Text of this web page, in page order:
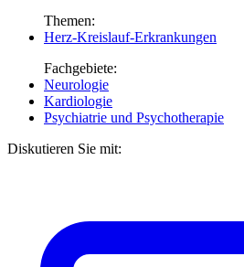
Themen:
Herz-Kreislauf-Erkrankungen
Fachgebiete:
Neurologie
Kardiologie
Psychiatrie und Psychotherapie
Diskutieren Sie mit: